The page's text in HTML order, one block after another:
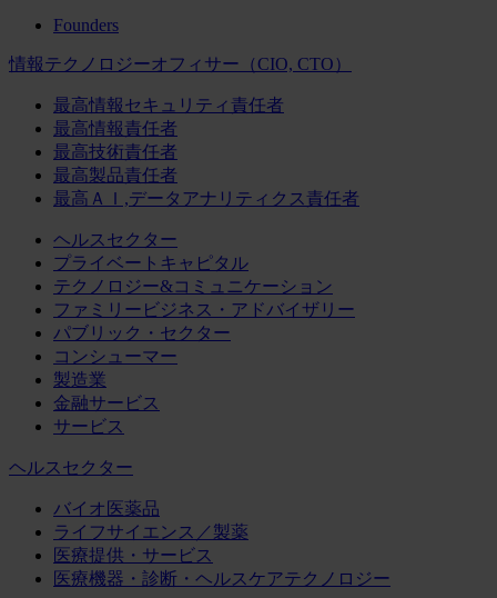
Founders
情報テクノロジーオフィサー（CIO, CTO）
最高情報セキュリティ責任者
最高情報責任者
最高技術責任者
最高製品責任者
最高ＡＩ,データアナリティクス責任者
ヘルスセクター
プライベートキャピタル
テクノロジー&コミュニケーション
ファミリービジネス・アドバイザリー
パブリック・セクター
コンシューマー
製造業
金融サービス
サービス
ヘルスセクター
バイオ医薬品
ライフサイエンス／製薬
医療提供・サービス
医療機器・診断・ヘルスケアテクノロジー